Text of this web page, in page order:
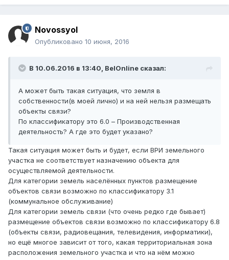
Novossyol
Опубликовано 10 июня, 2016
В 10.06.2016 в 13:40, BelOnline сказал:
А может быть такая ситуация, что земля в
собственности(в моей лично) и на ней нельзя размещать
объекты связи?
По классификатору это 6.0 – Производственная
деятельность? А где это будет указано?
Такая ситуация может быть и будет, если ВРИ земельного
участка не соответствует назначению объекта для
осуществляемой деятельности.
Для категории земель населённых пунктов размещение
объектов связи возможно по классификатору 3.1
(коммунальное обслуживание)
Для категории земель связи (что очень редко где бывает)
размещение объектов связи возможно по классификатору 6.8
(объекты связи, радиовещания, телевидения, информатики),
но ещё многое зависит от того, какая территориальная зона
расположения земельного участка и что на нём можно